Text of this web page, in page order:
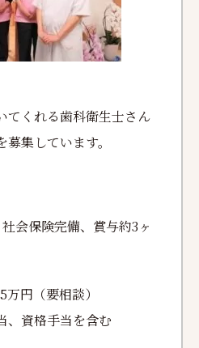
てくれる歯科衛生士さん
募集しています。
会保険完備、賞与約3ヶ
万円（要相談）
、資格手当を含む